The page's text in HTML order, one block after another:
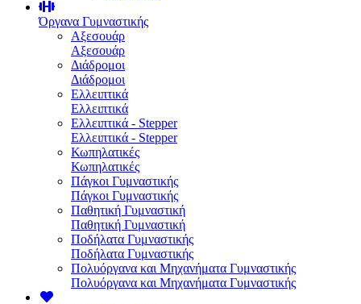
Όργανα Γυμναστικής
Αξεσουάρ
Αξεσουάρ
Διάδρομοι
Διάδρομοι
Ελλειπτικά
Ελλειπτικά
Ελλειπτικά - Stepper
Ελλειπτικά - Stepper
Κωπηλατικές
Κωπηλατικές
Πάγκοι Γυμναστικής
Πάγκοι Γυμναστικής
Παθητική Γυμναστική
Παθητική Γυμναστική
Ποδήλατα Γυμναστικής
Ποδήλατα Γυμναστικής
Πολυόργανα και Μηχανήματα Γυμναστικής
Πολυόργανα και Μηχανήματα Γυμναστικής